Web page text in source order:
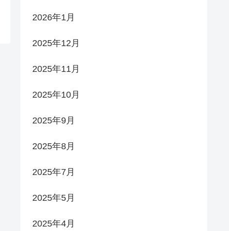
2026年1月
2025年12月
2025年11月
2025年10月
2025年9月
2025年8月
2025年7月
2025年5月
2025年4月